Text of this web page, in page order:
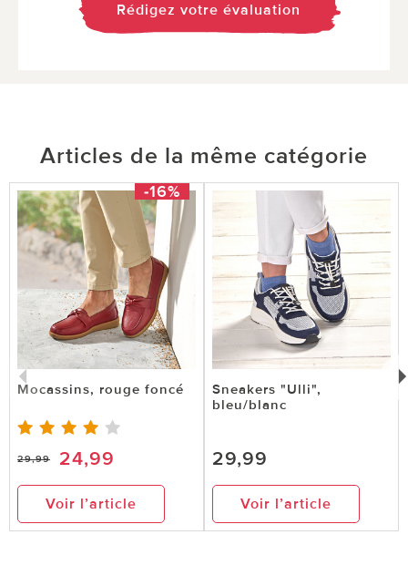
Rédigez votre évaluation
Articles de la même catégorie
-16%
Mocassins, rouge foncé
29,99 24,99
Voir l’article
Sneakers "Ulli",
bleu/blanc
29,99
Voir l’article